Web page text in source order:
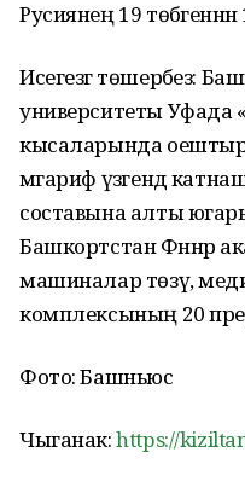
Русиянең 19
Исегезгә төшерәбез:
университеты Уфада
кысаларында
мәгариф үзәгендә
составына алты
Башкортстан Фәннәр
машиналар төзү,
комплексының 20
Фото: Башньюс
Чыганак:https://